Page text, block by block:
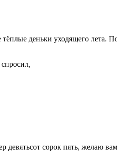
деньки уходящего лета.
девятьсот сорок пять, желаю